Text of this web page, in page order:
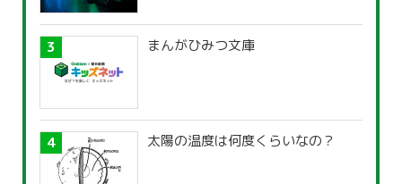
まんがひみつ文庫
太陽の温度は何度くらいなの？